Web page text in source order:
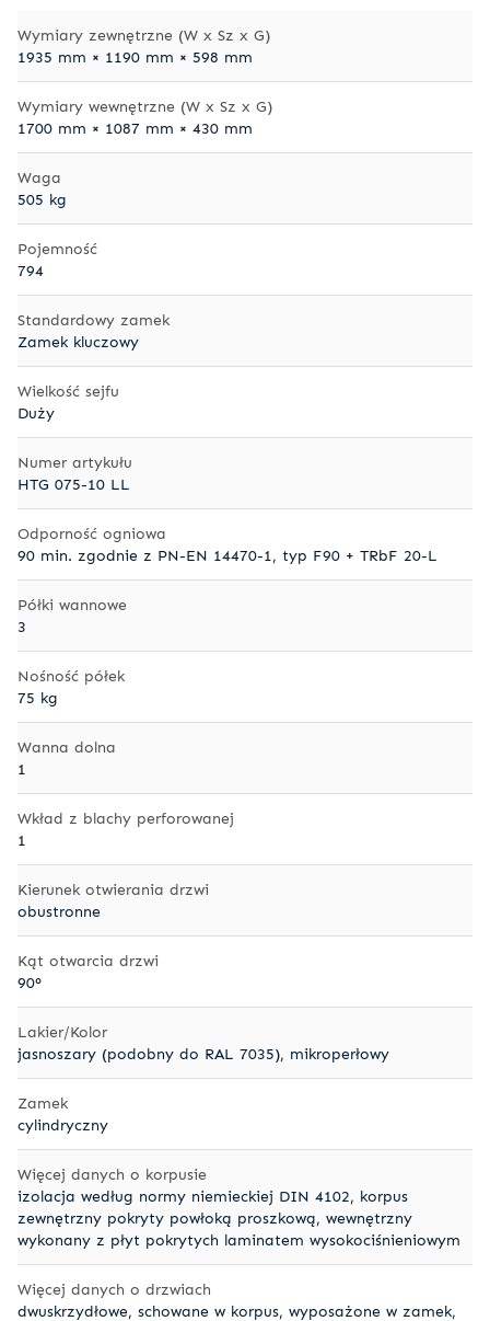
Wymiary zewnętrzne (W x Sz x G)
1935 mm × 1190 mm × 598 mm
Wymiary wewnętrzne (W x Sz x G)
1700 mm × 1087 mm × 430 mm
Waga
505 kg
Pojemność
794
Standardowy zamek
Zamek kluczowy
Wielkość sejfu
Duży
Numer artykułu
HTG 075-10 LL
Odporność ogniowa
90 min. zgodnie z PN-EN 14470-1, typ F90 + TRbF 20-L
Półki wannowe
3
Nośność półek
75 kg
Wanna dolna
1
Wkład z blachy perforowanej
1
Kierunek otwierania drzwi
obustronne
Kąt otwarcia drzwi
90°
Lakier/Kolor
jasnoszary (podobny do RAL 7035), mikroperłowy
Zamek
cylindryczny
Więcej danych o korpusie
izolacja według normy niemieckiej DIN 4102, korpus
zewnętrzny pokryty powłoką proszkową, wewnętrzny
wykonany z płyt pokrytych laminatem wysokociśnieniowym
Więcej danych o drzwiach
dwuskrzydłowe, schowane w korpus, wyposażone w zamek,